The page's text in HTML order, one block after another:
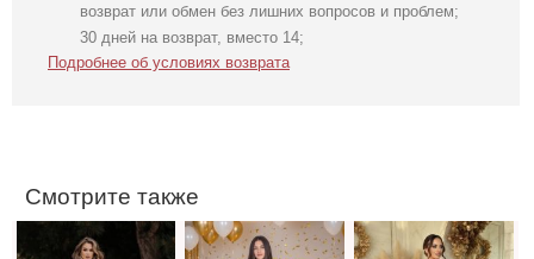
возврат или обмен без лишних вопросов и проблем;
30 дней на возврат, вместо 14;
Подробнее об условиях возврата
Смотрите также
Нарядное
элегантное
молочное платье
Облегающее
вечернее платье
черного цвета с